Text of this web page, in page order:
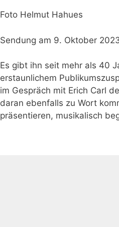
Foto Helmut Hahues
Sendung am 9. Oktober
Es gibt ihn seit mehr als 40
erstaunlichem
im Gespräch mit Erich Carl
daran ebenfalls zu Wort
präsentieren, musikalisch